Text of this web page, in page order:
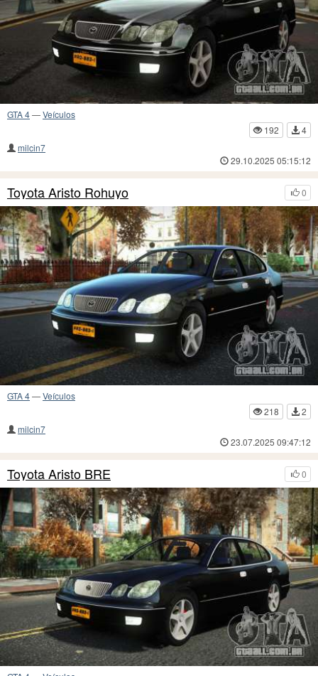
GTA 4—Veículos
192
4
milcin7
29.10.2025 05:15:12
0
Toyota Aristo Rohuyo
GTA 4—Veículos
218
2
milcin7
23.07.2025 09:47:12
0
Toyota Aristo BRE